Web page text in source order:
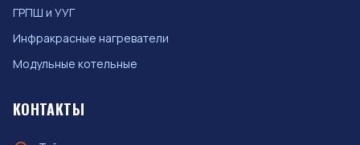
ГРПШ и УУГ
Инфракрасные нагреватели
Модульные котельные
КОНТАКТЫ